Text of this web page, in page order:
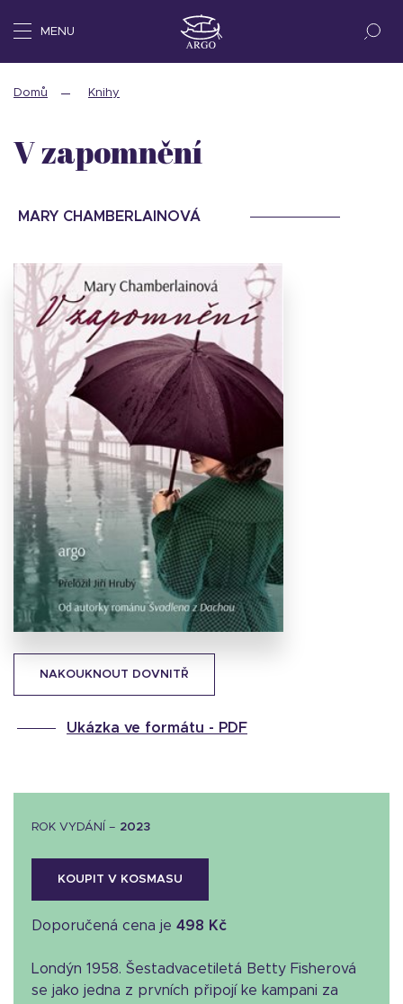
MENU
Domů Knihy
NAKOUKNOUT DOVNITŘ
Ukázka ve formátu - PDF
V zapomnění
MARY CHAMBERLAINOVÁ
ROK VYDÁNÍ – 2023
KOUPIT V KOSMASU
Doporučená cena je 498 Kč
Londýn 1958. Šestadvacetiletá Betty Fisherová
se jako jedna z prvních připojí ke kampani za